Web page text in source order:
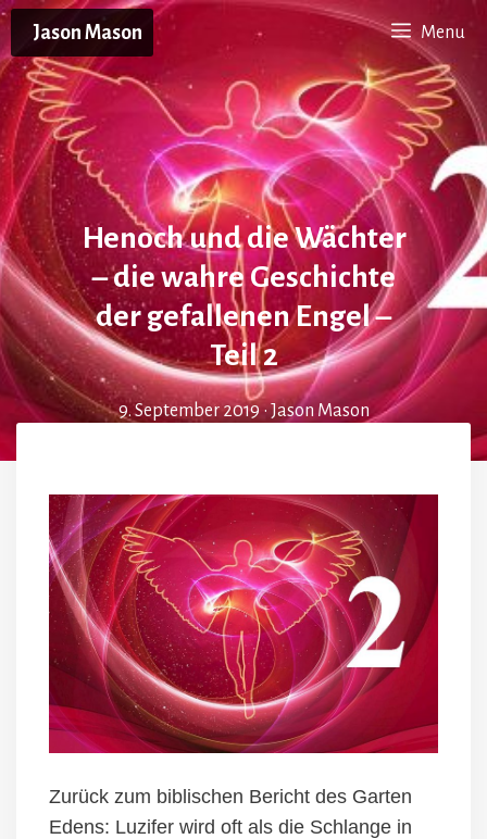
Zum
Inhalt
springen
Jason Mason Menu
Henoch und die Wächter
– die wahre Geschichte
der gefallenen Engel –
Teil 2
9. September 2019•Jason Mason
Zurück zum biblischen Bericht des Garten
Edens: Luzifer wird oft als die Schlange in